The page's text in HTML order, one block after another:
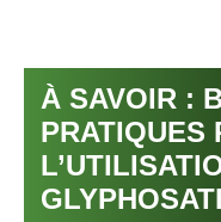
À SAVOIR :
PRATIQUES